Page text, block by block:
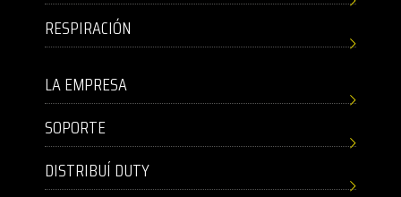
RESPIRACIÓN
LA EMPRESA
SOPORTE
DISTRIBUÍ DUTY